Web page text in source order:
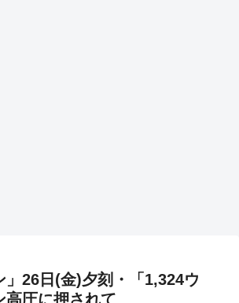
」26日(金)夕刻・「1,324ウ
高圧に押されて